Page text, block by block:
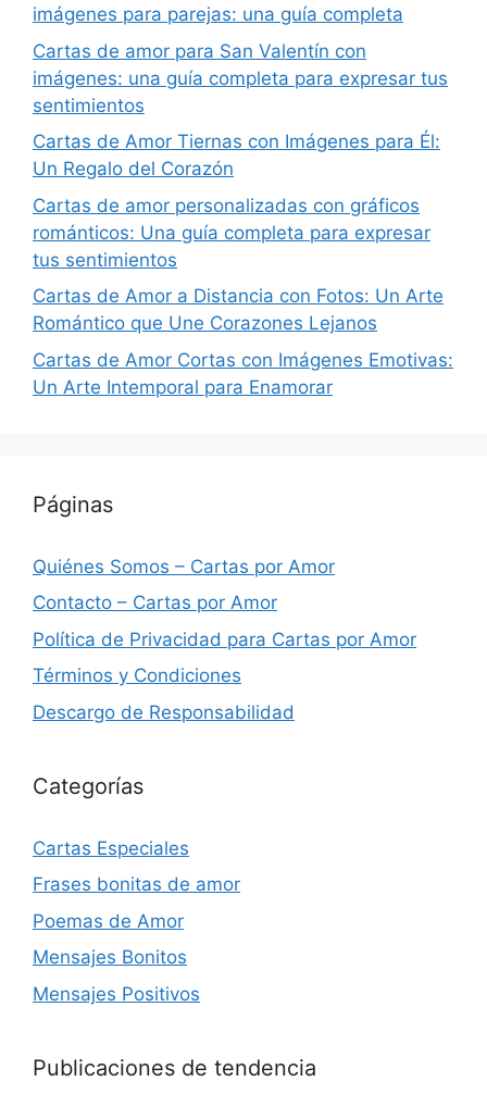
imágenes para parejas: una guía completa
Cartas de amor para San Valentín con
imágenes: una guía completa para expresar tus
sentimientos
Cartas de Amor Tiernas con Imágenes para Él:
Un Regalo del Corazón
Cartas de amor personalizadas con gráficos
románticos: Una guía completa para expresar
tus sentimientos
Cartas de Amor a Distancia con Fotos: Un Arte
Romántico que Une Corazones Lejanos
Cartas de Amor Cortas con Imágenes Emotivas:
Un Arte Intemporal para Enamorar
Páginas
Quiénes Somos – Cartas por Amor
Contacto – Cartas por Amor
Política de Privacidad para Cartas por Amor
Términos y Condiciones
Descargo de Responsabilidad
Categorías
Cartas Especiales
Frases bonitas de amor
Poemas de Amor
Mensajes Bonitos
Mensajes Positivos
Publicaciones de tendencia